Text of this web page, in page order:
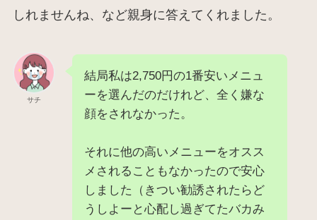
しれませんね、など親身に答えてくれました。
サチ
結局私は2,750円の1番安いメニュ
ーを選んだのだけれど、全く嫌な
顔をされなかった。
それに他の高いメニューをオスス
メされることもなかったので安心
しました（きつい勧誘されたらど
うしよーと心配し過ぎてたバカみ